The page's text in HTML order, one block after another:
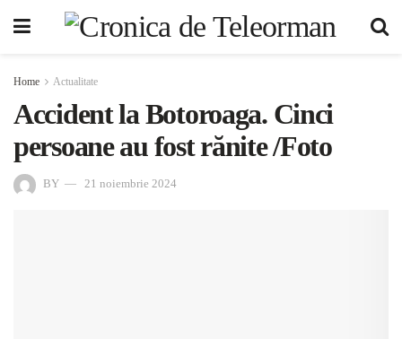
Home Actualitate
Accident la Botoroaga. Cinci
persoane au fost rănite /Foto
BY 21 noiembrie 2024